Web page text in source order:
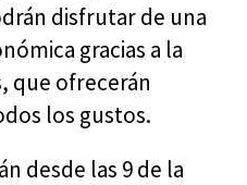
disfrutar de una
gracias a la
que ofrecerán
los gustos.
desde las 9 de la